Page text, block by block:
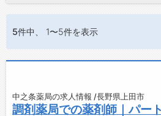
5件中、 1〜5件を表示
中之条薬局の求人情報 /長野県上田市
調剤薬局での薬剤師｜パート